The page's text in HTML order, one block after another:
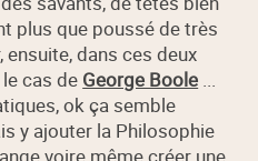
plus que poussé de très
dans ces deux
cas de George Boole
ok ça semble
y ajouter la Philosophie
voire même créer une